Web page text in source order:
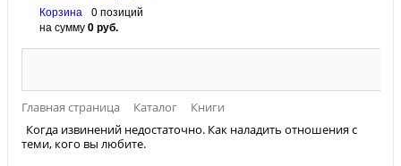
Корзина
0 позиций
на сумму0 руб.
Главная страница Каталог
Книги
Когда извинений недостаточно. Как наладить отношения с
теми, кого вы любите.